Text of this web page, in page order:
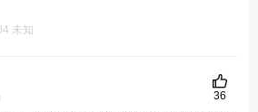
未知
36